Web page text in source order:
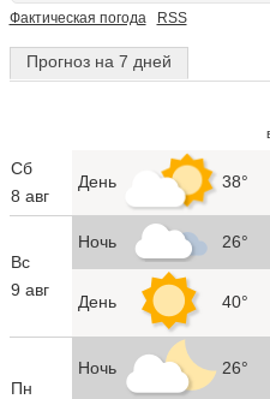
Фактическая погода RSS
Прогноз на 7 дней
Сб
8 авг
День 38°
Вс
9 авг
Ночь 26°
День 40°
Пн
Ночь 26°